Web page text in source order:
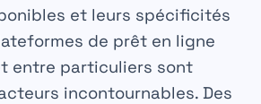
et leurs spécificités
de prêt en ligne
entre particuliers sont
incontournables. Des